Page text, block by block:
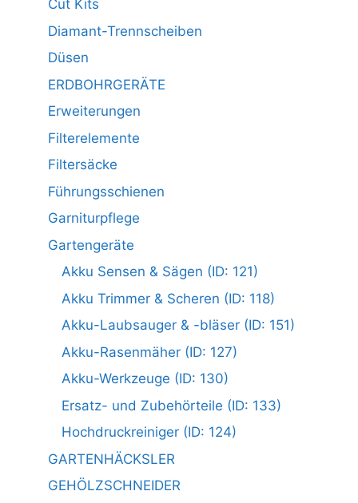
Cut Kits
Diamant-Trennscheiben
Düsen
ERDBOHRGERÄTE
Erweiterungen
Filterelemente
Filtersäcke
Führungsschienen
Garniturpflege
Gartengeräte
Akku Sensen & Sägen (ID: 121)
Akku Trimmer & Scheren (ID: 118)
Akku-Laubsauger & -bläser (ID: 151)
Akku-Rasenmäher (ID: 127)
Akku-Werkzeuge (ID: 130)
Ersatz- und Zubehörteile (ID: 133)
Hochdruckreiniger (ID: 124)
GARTENHÄCKSLER
GEHÖLZSCHNEIDER